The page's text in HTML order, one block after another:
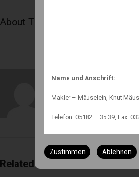
About The Author
Knut Maeuselein
Related Posts
Name und Anschrift:
Makler – Mäuselein, Knut
Telefon: 05182 – 35 39, Fax:
Status:
Immobilienmakler nach § 34 c
Zustimmen Ablehnen